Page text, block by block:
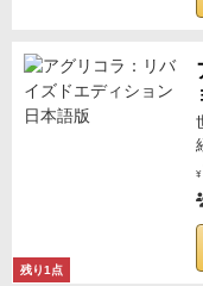
残り1点
¥